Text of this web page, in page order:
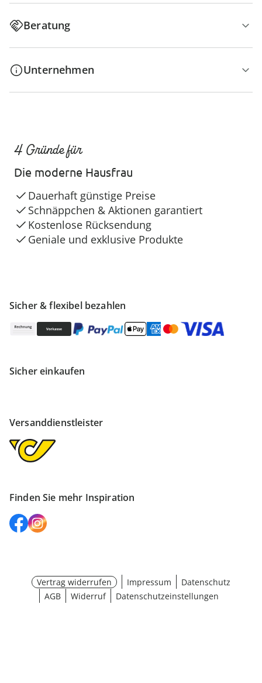
Beratung
Unternehmen
Sicher & flexibel bezahlen
Sicher einkaufen
Versanddienstleister
Finden Sie mehr Inspiration
4 Gründe für
Die moderne Hausfrau
Dauerhaft günstige Preise
Schnäppchen & Aktionen garantiert
Kostenlose Rücksendung
Geniale und exklusive Produkte
Vertrag widerrufen Impressum
Datenschutz
AGB
Widerruf Datenschutzeinstellungen